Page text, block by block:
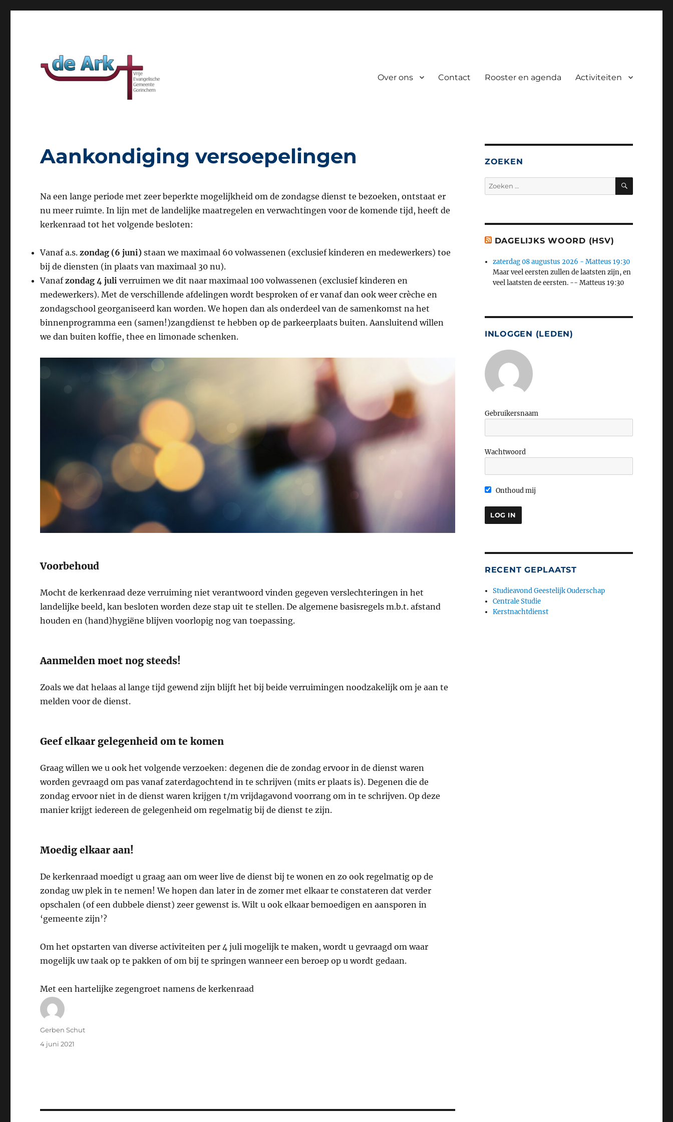
Over ons Contact Rooster en agenda Activiteiten
Aankondiging versoepelingen
Na een lange periode met zeer beperkte mogelijkheid om de zondagse dienst te bezoeken, ontstaat er
nu meer ruimte. In lijn met de landelijke maatregelen en verwachtingen voor de komende tijd, heeft de
kerkenraad tot het volgende besloten:
Vanaf a.s.zondag (6 juni)staan we maximaal 60 volwassenen (exclusief kinderen en medewerkers) toe
bij de diensten (in plaats van maximaal 30 nu).
Vanafzondag 4 juliverruimen we dit naar maximaal 100 volwassenen (exclusief kinderen en
medewerkers). Met de verschillende afdelingen wordt besproken of er vanaf dan ook weer crèche en
zondagschool georganiseerd kan worden. We hopen dan als onderdeel van de samenkomst na het
binnenprogramma een (samen!)zangdienst te hebben op de parkeerplaats buiten. Aansluitend willen
we dan buiten koffie, thee en limonade schenken.
Voorbehoud
Mocht de kerkenraad deze verruiming niet verantwoord vinden gegeven verslechteringen in het
landelijke beeld, kan besloten worden deze stap uit te stellen. De algemene basisregels m.b.t. afstand
houden en (hand)hygiëne blijven voorlopig nog van toepassing.
Aanmelden moet nog steeds!
Zoals we dat helaas al lange tijd gewend zijn blijft het bij beide verruimingen noodzakelijk om je aan te
melden voor de dienst.
Geef elkaar gelegenheid om te komen
Graag willen we u ook het volgende verzoeken: degenen die de zondag ervoor in de dienst waren
worden gevraagd om pas vanaf zaterdagochtend in te schrijven (mits er plaats is). Degenen die de
zondag ervoor niet in de dienst waren krijgen t/m vrijdagavond voorrang om in te schrijven. Op deze
manier krijgt iedereen de gelegenheid om regelmatig bij de dienst te zijn.
Moedig elkaar aan!
De kerkenraad moedigt u graag aan om weer live de dienst bij te wonen en zo ook regelmatig op de
zondag uw plek in te nemen! We hopen dan later in de zomer met elkaar te constateren dat verder
opschalen (of een dubbele dienst) zeer gewenst is. Wilt u ook elkaar bemoedigen en aansporen in
‘gemeente zijn’?
Om het opstarten van diverse activiteiten per 4 juli mogelijk te maken, wordt u gevraagd om waar
mogelijk uw taak op te pakken of om bij te springen wanneer een beroep op u wordt gedaan.
Met een hartelijke zegengroet namens de kerkenraad
Auteur
Gerben Schut
Geplaatst
4 juni 2021
ZOEKEN
Zoeken
naar:
ZOEKEN
DAGELIJKS WOORD (HSV)
zaterdag 08 augustus 2026 - Matteus 19:30
Maar veel eersten zullen de laatsten zijn, en
veel laatsten de eersten. -- Matteus 19:30
INLOGGEN (LEDEN)
Gebruikersnaam
Wachtwoord
Onthoud mij
RECENT GEPLAATST
Studieavond Geestelijk Ouderschap
Centrale Studie
Kerstnachtdienst